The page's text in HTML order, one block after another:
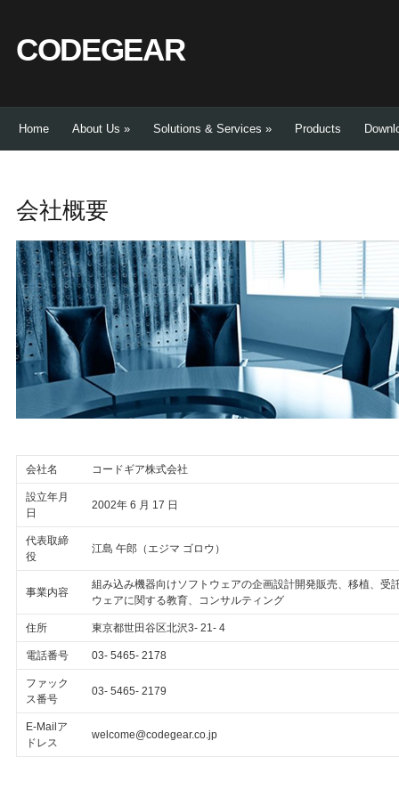
CODEGEAR
Home About Us » Solutions & Services » Products
会社概要
会社名 コードギア株式会社
設立年月
日
2002年 6 月 17 日
代表取締
役
江島 午郎（エジマ ゴロウ）
事業内容
組み込み機器向けソフトウェアの企画設計開発販売、移植、受
ウェアに関する教育、コンサルティング
住所 東京都世田谷区北沢3- 21- 4
電話番号 03- 5465- 2178
ファック
ス番号
03- 5465- 2179
E-Mailア
ドレス
welcome@codegear.co.jp